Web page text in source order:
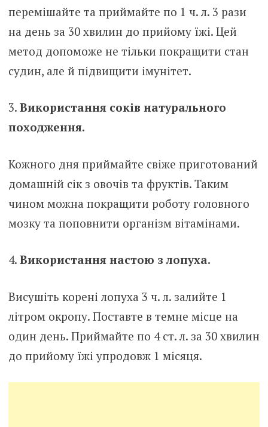
перемішайте та приймайте по 1 ч. л. 3 рази
на день за 30 хвилин до прийому їжі. Цей
метод допоможе не тільки покращити стан
судин, але й підвищити імунітет.
Використання соків натурального
походження.
Кожного дня приймайте свіже приготований
домашній сік з овочів та фруктів. Таким
чином можна покращити роботу головного
мозку та поповнити організм вітамінами.
Використання настою з лопуха.
Висушіть корені лопуха 3 ч. л. залийте 1
літром окропу. Поставте в темне місце на
один день. Приймайте по 4 ст. л. за 30 хвилин
до прийому їжі упродовж 1 місяця.